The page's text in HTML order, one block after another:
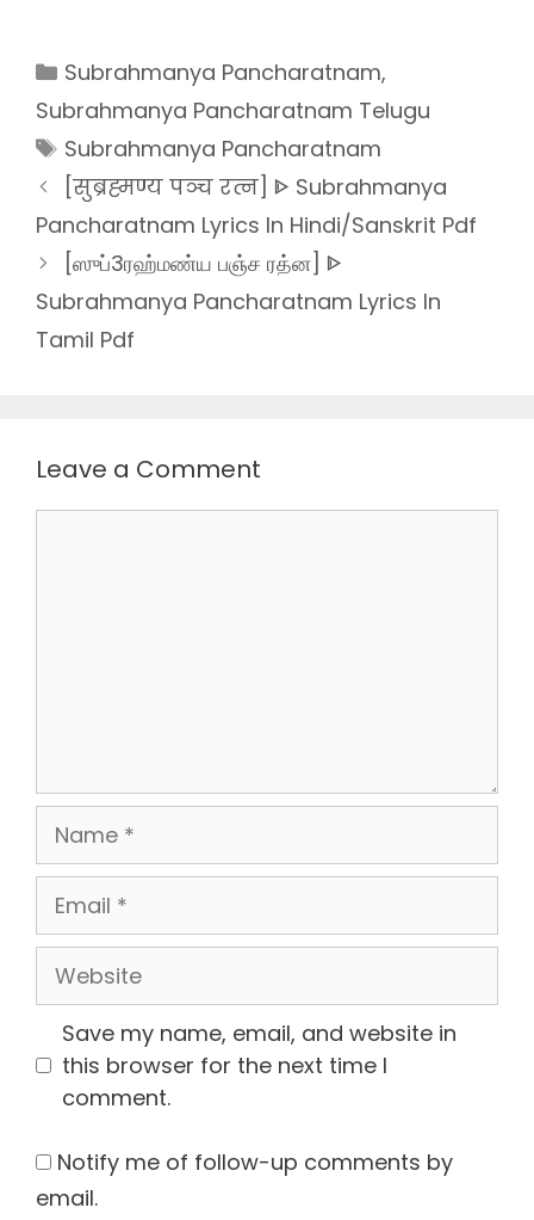
Categories
Subrahmanya Pancharatnam,
Subrahmanya Pancharatnam Telugu
Tags
Subrahmanya Pancharatnam
[सुब्रह्मण्य पञ्च रत्न] ᐈ Subrahmanya
Pancharatnam Lyrics In Hindi/Sanskrit Pdf
[ஸுப்3ரஹ்மண்ய பஞ்ச ரத்ன] ᐈ
Subrahmanya Pancharatnam Lyrics In
Tamil Pdf
Leave a Comment
Name
Email
Website
Save my name, email, and website in
this browser for the next time I
comment.
Notify me of follow-up comments by
email.